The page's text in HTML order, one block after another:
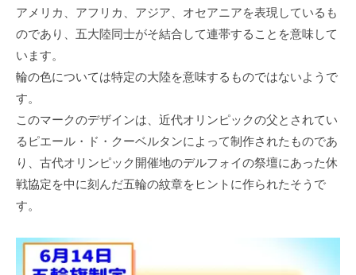
アメリカ、アフリカ、アジア、オセアニアを表現しているも
のであり、五大陸同士がそ結合して連帯することを意味して
います。
輪の色については特定の大陸を意味するものではないようで
す。
このマークのデザインは、近代オリンピックの父とされてい
るピエール・ド・クーベルタンによって制作されたものであ
り、古代オリンピック開催地のデルフォイの祭壇にあった休
戦協定を中に刻んだ五輪の紋章をヒントに作られたそうで
す。